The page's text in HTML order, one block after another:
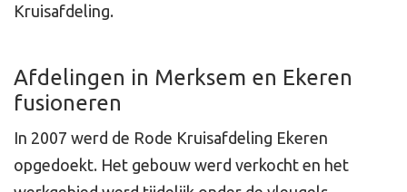
Kruisafdeling.
Afdelingen in Merksem en Ekeren
fusioneren
In 2007 werd de Rode Kruisafdeling Ekeren
opgedoekt. Het gebouw werd verkocht en het